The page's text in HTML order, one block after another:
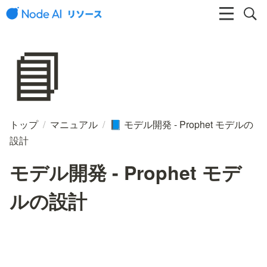
📘
トップ / マニュアル / 📘 モデル開発 - Prophet モデルの
設計
モデル開発 - Prophet モデ
ルの設計